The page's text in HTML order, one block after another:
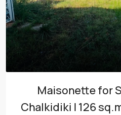
Maisonette for
Chalkidiki | 126